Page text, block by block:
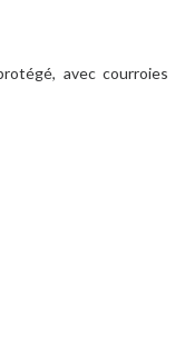
avec courroies